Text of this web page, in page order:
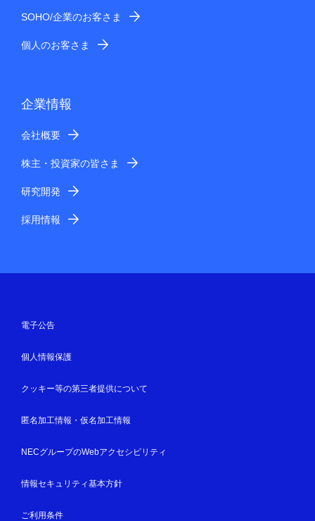
SOHO/企業のお客さま
個人のお客さま
企業情報
会社概要
株主・投資家の皆さま
研究開発
採用情報
電子公告
個人情報保護
クッキー等の第三者提供について
匿名加工情報・仮名加工情報
NECグループのWebアクセシビリティ
情報セキュリティ基本方針
ご利用条件